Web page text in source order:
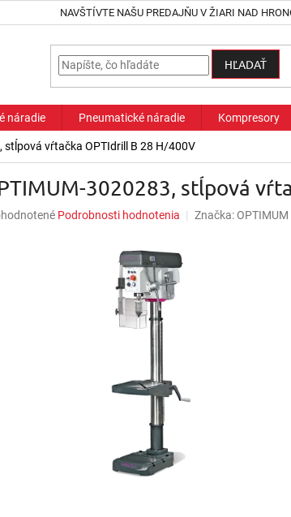
NAVŠTÍVTE NAŠU PREDAJŇU V ŽIARI NAD
HĽADAŤ
náradie Pneumatické náradie Kompresory
stĺpová vŕtačka OPTIdrill B 28 H/400V
3020283, stĺpová
Podrobnosti hodnotenia Značka: OPTIMUM